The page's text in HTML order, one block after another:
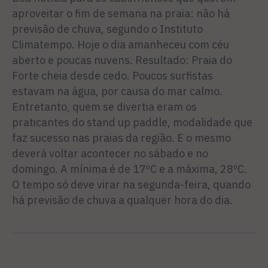
aproveitar o fim de semana na praia: não há
previsão de chuva, segundo o Instituto
Climatempo. Hoje o dia amanheceu com céu
aberto e poucas nuvens. Resultado: Praia do
Forte cheia desde cedo. Poucos surfistas
estavam na água, por causa do mar calmo.
Entretanto, quem se divertia eram os
praticantes do stand up paddle, modalidade que
faz sucesso nas praias da região. E o mesmo
deverá voltar acontecer no sábado e no
domingo. A mínima é de 17ºC e a máxima, 28ºC.
O tempo só deve virar na segunda-feira, quando
há previsão de chuva a qualquer hora do dia.